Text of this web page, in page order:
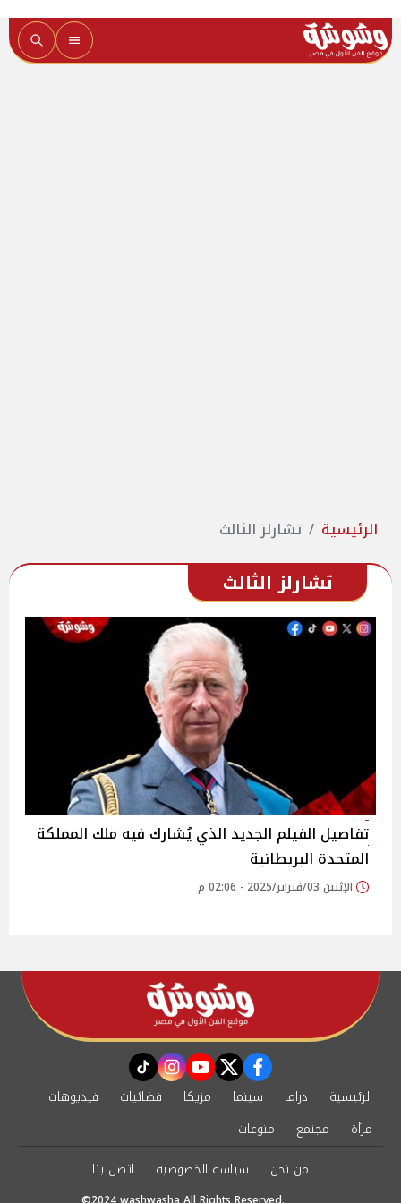
الرئيسية تشارلز الثالث
تشارلز الثالث
تفاصيل الفيلم الجديد الذي يُشارك فيه ملك المملكة
المتحدة البريطانية
الإثنين 03/فبراير/2025 - 02:06 م
facebook
twitter
youtube
instagram
tiktok
الرئيسية دراما سينما مزيكا فضائيات
فيديوهات
مرأة
مجتمع
منوعات
من نحن
سياسة الخصوصية اتصل بنا